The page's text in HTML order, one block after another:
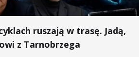
ruszają w trasę. Jadą,
z Tarnobrzega